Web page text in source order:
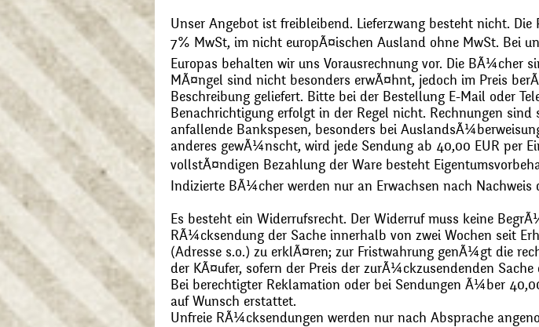
Unser Angebot ist freibleibend. Lieferzwang besteht nicht.
7% MwSt, im nicht europÃ¤ischen Ausland ohne MwSt. Bei
Europas behalten wir uns Vorausrechnung vor. Die BÃ¼cher
MÃ¤ngel sind nicht besonders erwÃ¤hnt, jedoch im Preis
Beschreibung geliefert. Bitte bei der Bestellung E-Mail oder
Benachrichtigung erfolgt in der Regel nicht. Rechnungen
anfallende Bankspesen, besonders bei
anderes gewÃ¼nscht, wird jede Sendung ab 40,00 EUR per
vollstÃ¤ndigen Bezahlung der Ware besteht
Indizierte BÃ¼cher werden nur an Erwachsen nach
Es besteht ein Widerrufsrecht. Der Widerruf muss keine
RÃ¼cksendung der Sache innerhalb von zwei Wochen seit
(Adresse s.o.) zu erklÃ¤ren; zur Fristwahrung genÃ¼gt die
der KÃ¤ufer, sofern der Preis der zurÃ¼ckzusendenden
Bei berechtigter Reklamation oder bei Sendungen Ã¼ber
auf Wunsch erstattet.
Unfreie RÃ¼cksendungen werden nur nach Absprache